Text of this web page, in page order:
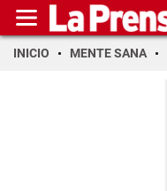
INICIO MENTE SANA